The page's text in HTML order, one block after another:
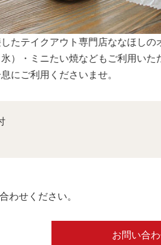
スペースは大きな窓から明るい日差
わせください。
お問い合